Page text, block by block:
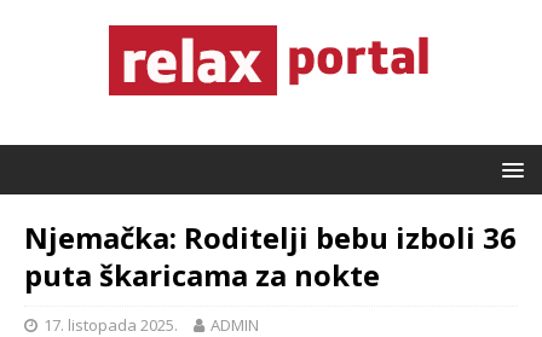
Njemačka: Roditelji bebu izboli 36
puta škaricama za nokte
17. listopada 2025. ADMIN